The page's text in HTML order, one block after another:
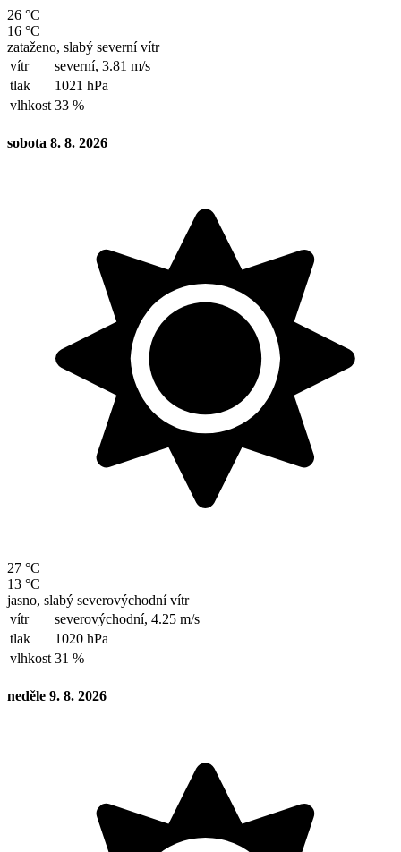
26 °C
16 °C
zataženo, slabý severní vítr
vítr
severní, 3.81 m/s
tlak
1021 hPa
vlhkost 33 %
sobota 8. 8. 2026
27 °C
13 °C
jasno, slabý severovýchodní vítr
vítr
severovýchodní, 4.25 m/s
tlak
1020 hPa
vlhkost 31 %
neděle 9. 8. 2026